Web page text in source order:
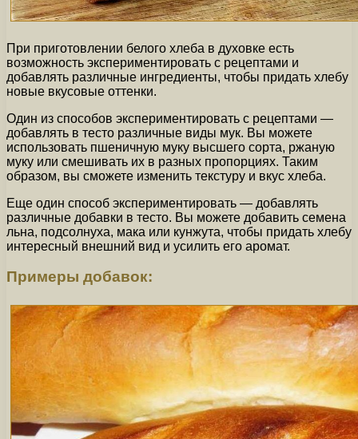
При приготовлении белого хлеба в духовке есть
возможность экспериментировать с рецептами и
добавлять различные ингредиенты, чтобы придать хлебу
новые вкусовые оттенки.
Один из способов экспериментировать с рецептами —
добавлять в тесто различные виды мук. Вы можете
использовать пшеничную муку высшего сорта, ржаную
муку или смешивать их в разных пропорциях. Таким
образом, вы сможете изменить текстуру и вкус хлеба.
Еще один способ экспериментировать — добавлять
различные добавки в тесто. Вы можете добавить семена
льна, подсолнуха, мака или кунжута, чтобы придать хлебу
интересный внешний вид и усилить его аромат.
Примеры добавок: